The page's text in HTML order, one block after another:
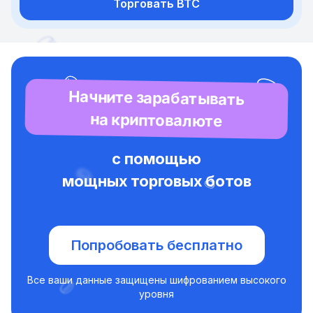
Торговать BTC
Начните зарабатывать
на криптовалюте
с помощью
мощных торговых ботов
Попробовать бесплатно
Все ваши данные защищены шифрованием высокого
уровня